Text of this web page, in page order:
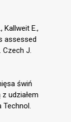
Kallweit E.,
assessed
J.
świń
udziałem
Technol.